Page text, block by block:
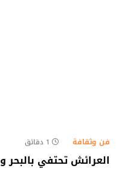
فن وثقافة 1 دقائق
العرائش تحتفي